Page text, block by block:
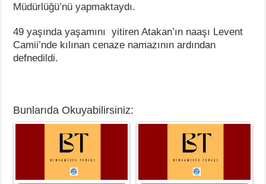
Müdürlüğü’nü yapmaktaydı.
49 yaşında yaşamını yitiren Atakan’ın naaşı Levent
Camii’nde kılınan cenaze namazının ardından
defnedildi.
Bunlarıda Okuyabilirsiniz: